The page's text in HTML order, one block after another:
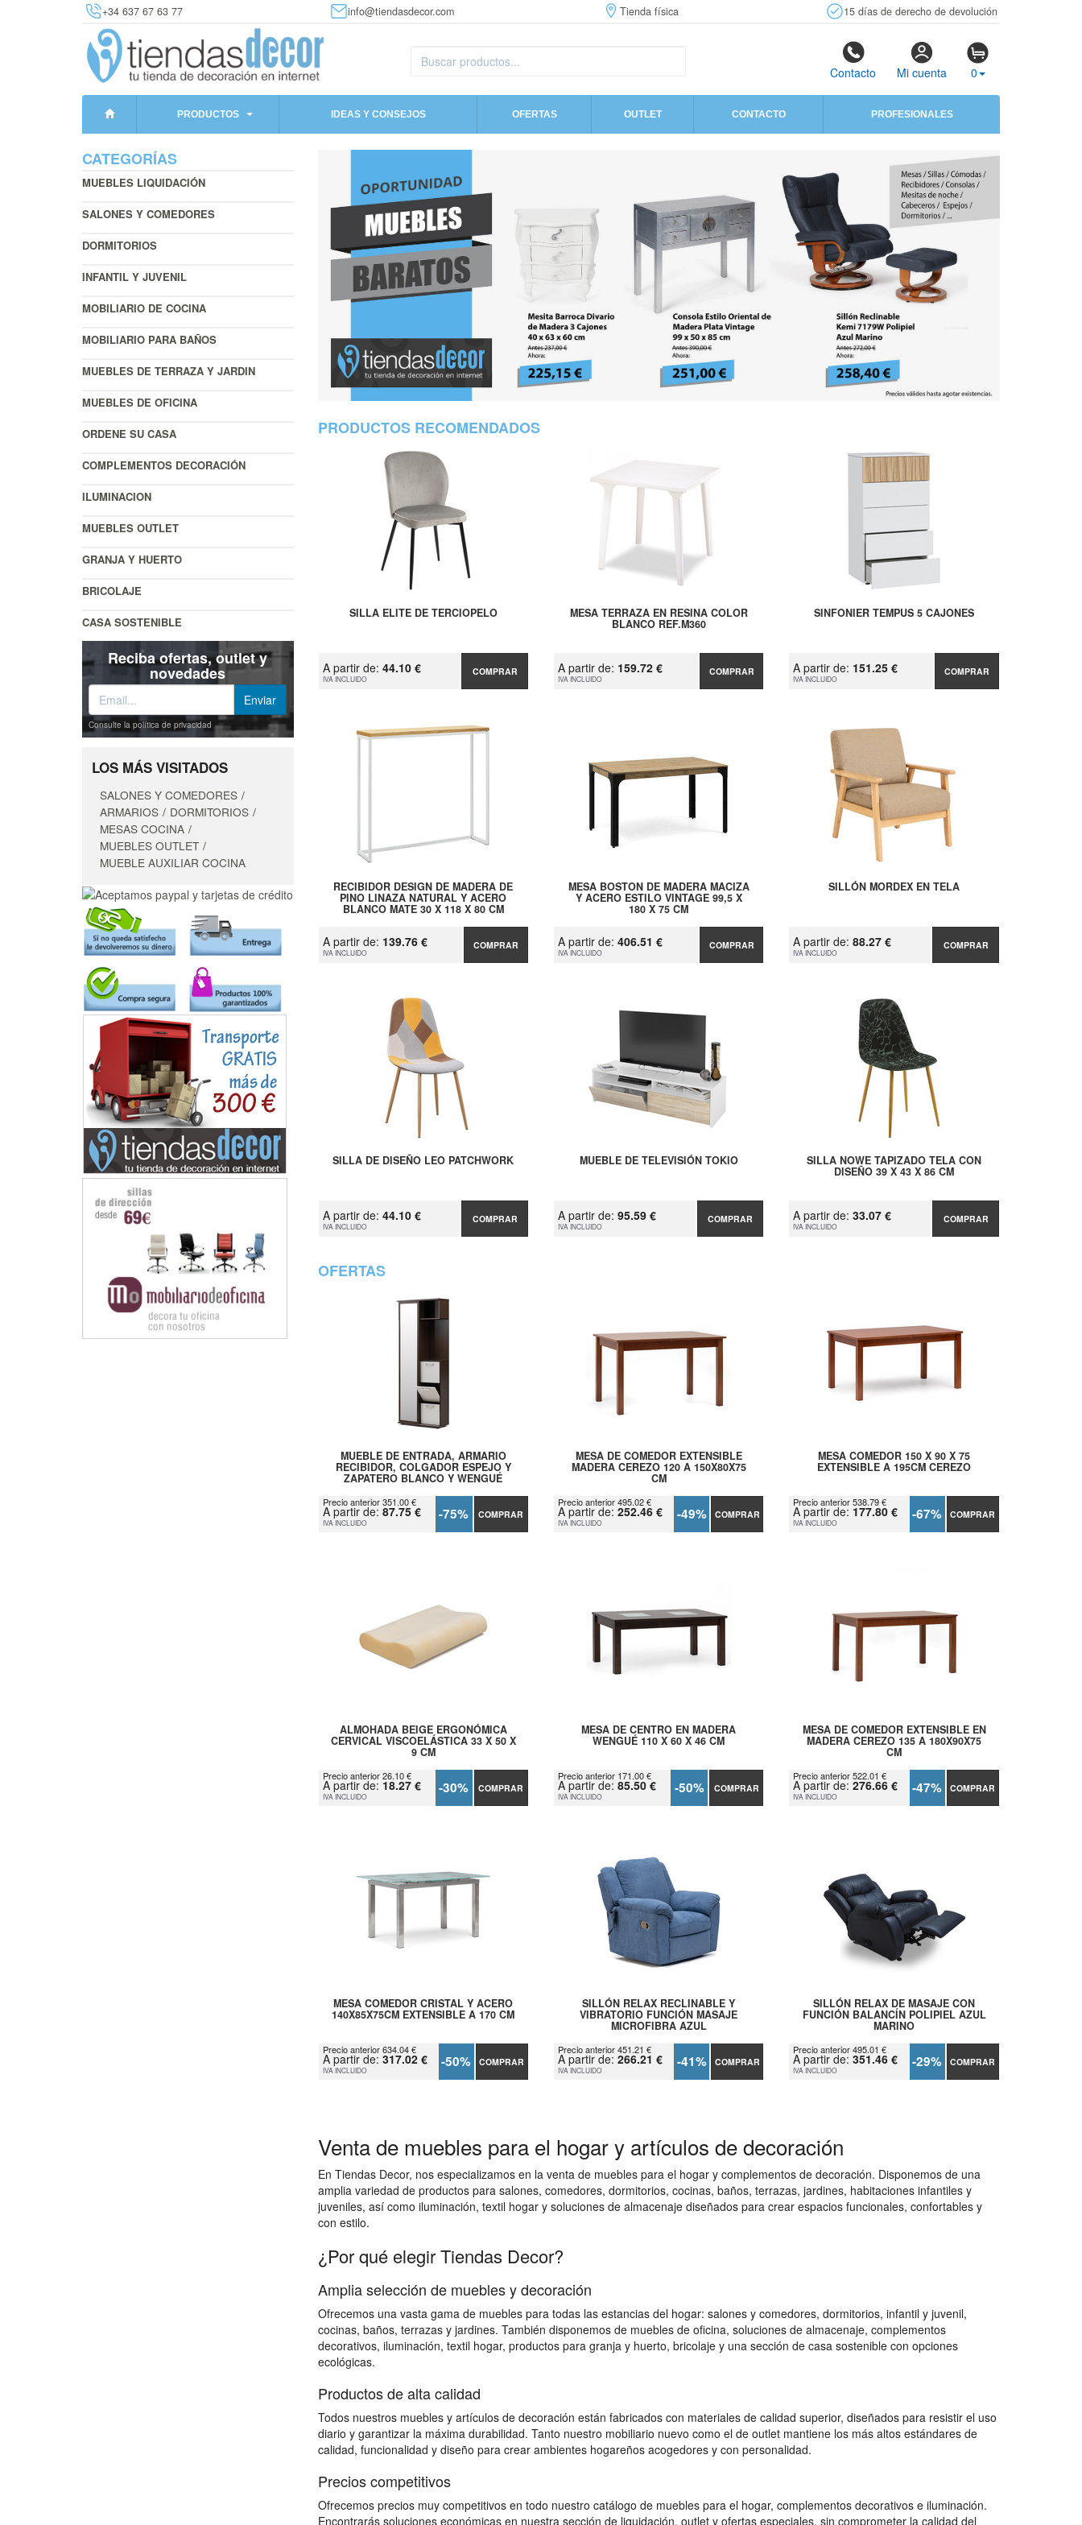
+34 637 67 63 77 info@tiendasdecor.com Tienda física 15 días de derecho de devolución
Contacto Mi cuenta 0
PRODUCTOS IDEAS Y CONSEJOS OFERTAS OUTLET CONTACTO PROFESIONALES
CATEGORÍAS
MUEBLES LIQUIDACIÓN
SALONES Y COMEDORES
DORMITORIOS
INFANTIL Y JUVENIL
MOBILIARIO DE COCINA
MOBILIARIO PARA BAÑOS
MUEBLES DE TERRAZA Y JARDIN
MUEBLES DE OFICINA
ORDENE SU CASA
COMPLEMENTOS DECORACIÓN
ILUMINACION
MUEBLES OUTLET
GRANJA Y HUERTO
BRICOLAJE
CASA SOSTENIBLE
Reciba ofertas, outlet y
novedades
Consulte la política de privacidad
LOS MÁS VISITADOS
SALONES Y COMEDORES
ARMARIOS
DORMITORIOS
MESAS COCINA
MUEBLES OUTLET
MUEBLE AUXILIAR COCINA
PRODUCTOS RECOMENDADOS
SILLA ELITE DE TERCIOPELO
A partir de: 44.10 €
IVA INCLUIDO
COMPRAR
MESA TERRAZA EN RESINA COLOR
BLANCO REF.M360
A partir de: 159.72 €
IVA INCLUIDO
COMPRAR
SINFONIER TEMPUS 5 CAJONES
A partir de: 151.25 €
IVA INCLUIDO
COMPRAR
RECIBIDOR DESIGN DE MADERA DE
PINO LINAZA NATURAL Y ACERO
BLANCO MATE 30 X 118 X 80 CM
A partir de: 139.76 €
IVA INCLUIDO
COMPRAR
MESA BOSTON DE MADERA MACIZA
Y ACERO ESTILO VINTAGE 99,5 X
180 X 75 CM
A partir de: 406.51 €
IVA INCLUIDO
COMPRAR
SILLÓN MORDEX EN TELA
A partir de:88.27 €
IVA INCLUIDO
COMPRAR
SILLA DE DISEÑO LEO PATCHWORK
A partir de: 44.10 €
IVA INCLUIDO
COMPRAR
MUEBLE DE TELEVISIÓN TOKIO
A partir de: 95.59 €
IVA INCLUIDO
COMPRAR
SILLA NOWE TAPIZADO TELA CON
DISEÑO 39 X 43 X 86 CM
A partir de:33.07 €
IVA INCLUIDO
COMPRAR
OFERTAS
MUEBLE DE ENTRADA, ARMARIO
RECIBIDOR, COLGADOR ESPEJO Y
ZAPATERO BLANCO Y WENGUÉ
Precio anterior 351.00 €
A partir de: 87.75 €
IVA INCLUIDO -75% COMPRAR
MESA DE COMEDOR EXTENSIBLE
MADERA CEREZO 120 A 150X80X75
CM
Precio anterior 495.02 €
A partir de: 252.46 €
IVA INCLUIDO -49% COMPRAR
MESA COMEDOR 150 X 90 X 75
EXTENSIBLE A 195CM CEREZO
Precio anterior 538.79 €
A partir de: 177.80 €
IVA INCLUIDO -67% COMPRAR
ALMOHADA BEIGE ERGONÓMICA
CERVICAL VISCOELÁSTICA 33 X 50 X
9 CM
Precio anterior 26.10 €
A partir de: 18.27 €
IVA INCLUIDO -30% COMPRAR
MESA DE CENTRO EN MADERA
WENGUÉ 110 X 60 X 46 CM
Precio anterior 171.00 €
A partir de: 85.50 €
IVA INCLUIDO -50% COMPRAR
MESA DE COMEDOR EXTENSIBLE EN
MADERA CEREZO 135 A 180X90X75
CM
Precio anterior 522.01 €
A partir de:276.66 €
IVA INCLUIDO -47% COMPRAR
MESA COMEDOR CRISTAL Y ACERO
140X85X75CM EXTENSIBLE A 170 CM
Precio anterior 634.04 €
A partir de: 317.02 €
IVA INCLUIDO -50% COMPRAR
SILLÓN RELAX RECLINABLE Y
VIBRATORIO FUNCIÓN MASAJE
MICROFIBRA AZUL
Precio anterior 451.21 €
A partir de: 266.21 €
IVA INCLUIDO -41% COMPRAR
SILLÓN RELAX DE MASAJE CON
FUNCIÓN BALANCÍN POLIPIEL AZUL
MARINO
Precio anterior 495.01 €
A partir de:351.46 €
IVA INCLUIDO -29% COMPRAR
Venta de muebles para el hogar y artículos de decoración
En Tiendas Decor, nos especializamos en la venta de muebles para el hogar y complementos de decoración. Disponemos de una
amplia variedad de productos para salones, comedores, dormitorios, cocinas, baños, terrazas, jardines, habitaciones infantiles y
juveniles, así como iluminación, textil hogar y soluciones de almacenaje diseñados para crear espacios funcionales, confortables y
con estilo.
¿Por qué elegir Tiendas Decor?
Amplia selección de muebles y decoración
Ofrecemos una vasta gama de muebles para todas las estancias del hogar: salones y comedores, dormitorios, infantil y juvenil,
cocinas, baños, terrazas y jardines. También disponemos de muebles de oficina, soluciones de almacenaje, complementos
decorativos, iluminación, textil hogar, productos para granja y huerto, bricolaje y una sección de casa sostenible con opciones
ecológicas.
Productos de alta calidad
Todos nuestros muebles y artículos de decoración están fabricados con materiales de calidad superior, diseñados para resistir el uso
diario y garantizar la máxima durabilidad. Tanto nuestro mobiliario nuevo como el de outlet mantiene los más altos estándares de
calidad, funcionalidad y diseño para crear ambientes hogareños acogedores y con personalidad.
Precios competitivos
Ofrecemos precios muy competitivos en todo nuestro catálogo de muebles para el hogar, complementos decorativos e iluminación.
Encontrarás soluciones económicas en nuestra sección de liquidación, outlet y ofertas especiales, sin comprometer la calidad del